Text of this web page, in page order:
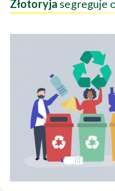
Złotoryjasegreguje